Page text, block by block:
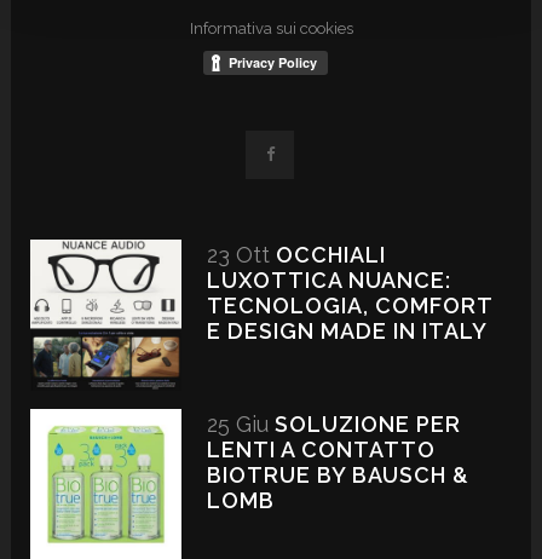
Informativa sui cookies
23 Ott OCCHIALI
LUXOTTICA NUANCE:
TECNOLOGIA, COMFORT
E DESIGN MADE IN ITALY
25 Giu SOLUZIONE PER
LENTI A CONTATTO
BIOTRUE BY BAUSCH &
LOMB